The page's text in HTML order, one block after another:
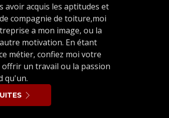
avoir acquis les aptitudes et
compagnie de toiture,moi
a mon image, ou la
motivation. En étant
métier, confiez moi votre
un travail ou la passion
qu'un.